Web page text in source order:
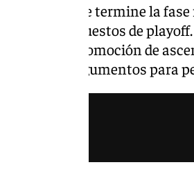
para que termine la
en puestos de
en la promoción de
tiene más argumentos para